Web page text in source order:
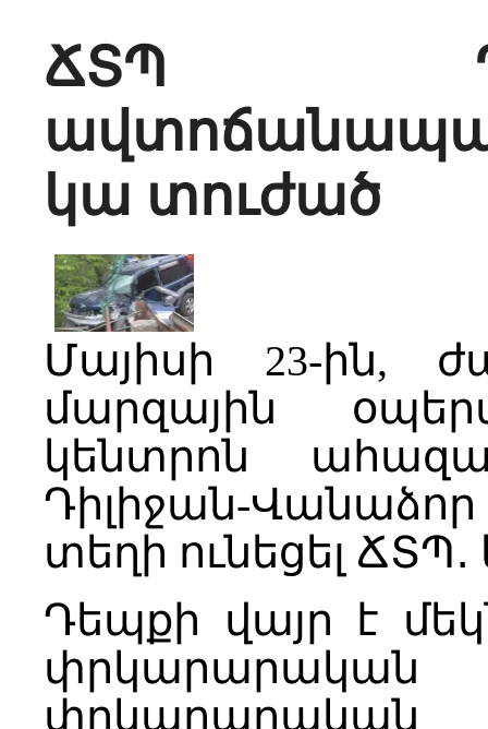
ՃՏՊ
կա տուժած
Մայիսի 23-ին,
մարզային
կենտրոն
Դիլիջան-
տեղի ունեցել
Դեպքի վայր է
փրկարարական